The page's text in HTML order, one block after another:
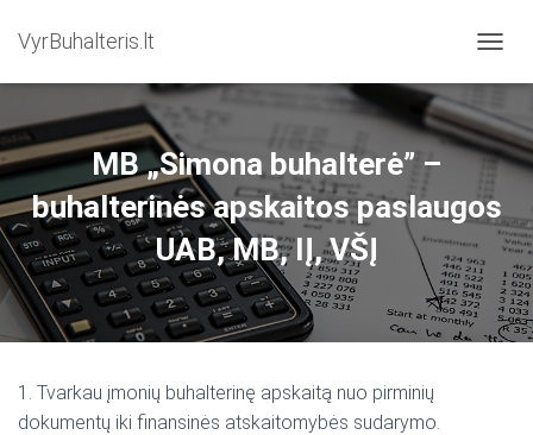
VyrBuhalteris.lt
O
G
L
N
A
T
MB „Simona buhalterė” –
buhalterinės apskaitos paslaugos
UAB, MB, IĮ, VŠĮ
1. Tvarkau įmonių buhalterinę apskaitą nuo pirminių
dokumentų iki finansinės atskaitomybės sudarymo.